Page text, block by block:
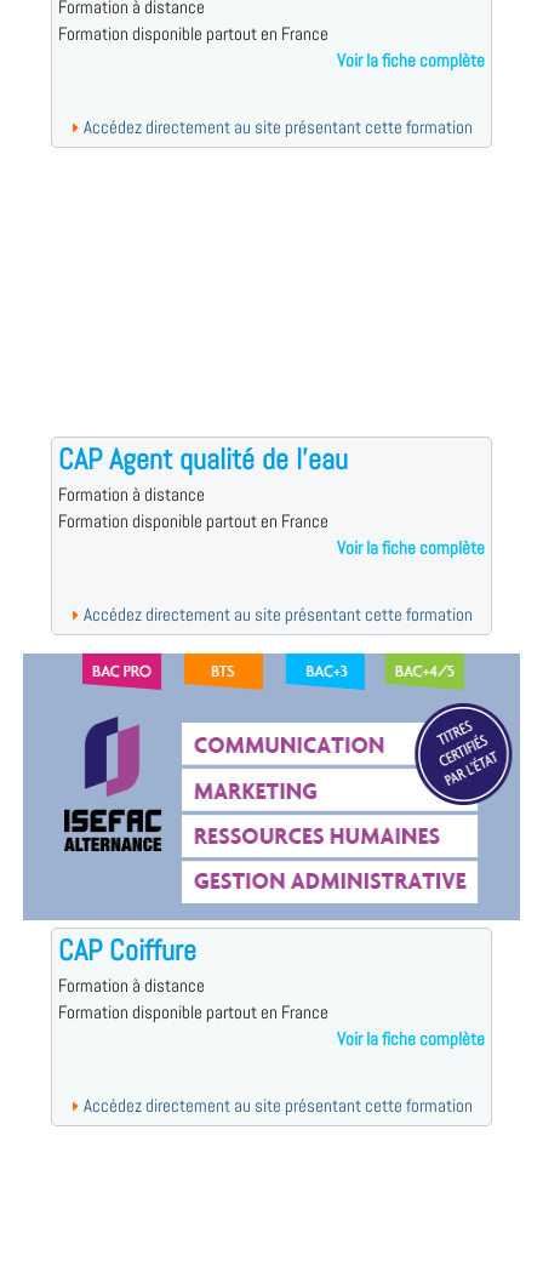
Formation à distance
Formation disponible partout en France
Voir la fiche complète
Accédez directement au site présentant cette formation
CAP Agent qualité de l'eau
Formation à distance
Formation disponible partout en France
Voir la fiche complète
Accédez directement au site présentant cette formation
CAP Coiffure
Formation à distance
Formation disponible partout en France
Voir la fiche complète
Accédez directement au site présentant cette formation